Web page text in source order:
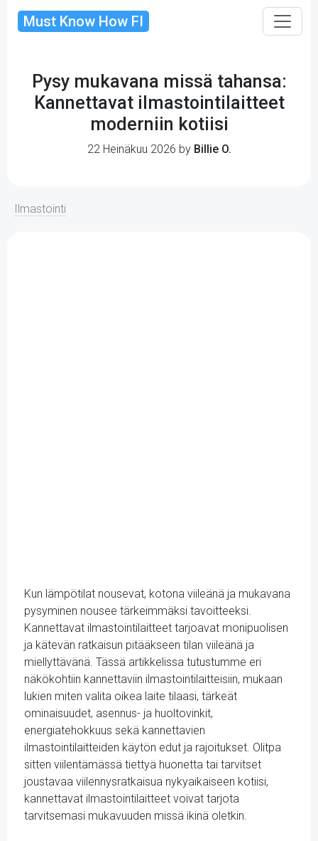
Must Know How FI
Pysy mukavana missä tahansa:
Kannettavat ilmastointilaitteet
moderniin kotiisi
22 Heinäkuu 2026 by Billie O.
Ilmastointi
Kun lämpötilat nousevat, kotona viileänä ja mukavana
pysyminen nousee tärkeimmäksi tavoitteeksi.
Kannettavat ilmastointilaitteet tarjoavat monipuolisen
ja kätevän ratkaisun pitääkseen tilan viileänä ja
miellyttävänä. Tässä artikkelissa tutustumme eri
näkökohtiin kannettaviin ilmastointilaitteisiin, mukaan
lukien miten valita oikea laite tilaasi, tärkeät
ominaisuudet, asennus- ja huoltovinkit,
energiatehokkuus sekä kannettavien
ilmastointilaitteiden käytön edut ja rajoitukset. Olitpa
sitten viilentämässä tiettyä huonetta tai tarvitset
joustavaa viilennysratkaisua nykyaikaiseen kotiisi,
kannettavat ilmastointilaitteet voivat tarjota
tarvitsemasi mukavuuden missä ikinä oletkin.